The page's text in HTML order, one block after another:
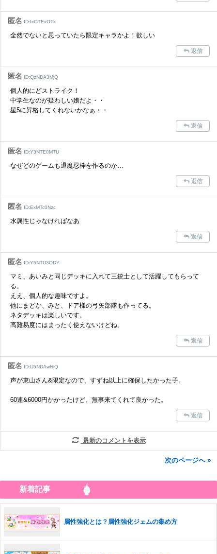
匿名 ID:IxOTExOTk
全然でないと思っていたら限定キャラかよ！欲しい
返信
匿名 ID:QzNDA3MjQ
個人的にどストライク！
中学生なのが疑わしい娘だよ・・
星5に昇格してくれないかなぁ・・
返信
匿名 ID:Y3NTE0MTU
なぜどのゲームも退魔忍枠を作るのか…
返信
匿名 ID:ExMTc0Nzc
水属性じゃなければなあ
返信
匿名 ID:Y5NTU3ODY
マミ、あいみと同じデッキに入れて三銃士として活躍してもらって
る。
ええ、個人的な趣味ですよ。
他にまどか、みと、ドア様の弓矢部隊も作ってる。
ネタデッキは楽しいです。
高難易度にはまったく使えないけどね。
返信
匿名 ID:U5NDAwNjQ
声が東山さん&限定なので、すずね以上に確保したかった子。
60連&6000円かかったけど、無事来てくれて良かった。
返信
最新のコメントを表示
次のページへ »
新着記事
属性強化とは？属性強化ジェムの集め方